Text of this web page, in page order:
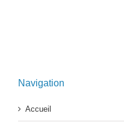
Navigation
Accueil